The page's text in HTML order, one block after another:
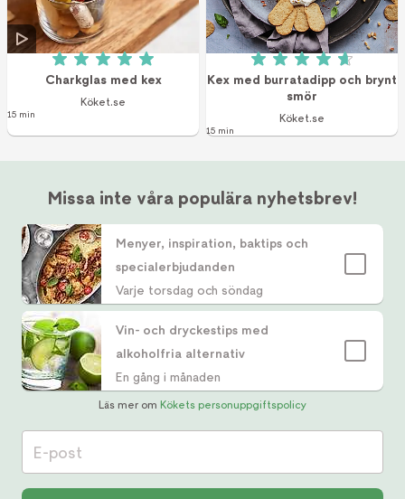
Betyg: 5 av 5 (3 röster)
Charkglas med kex
Köket.se
15 min
Betyg: 4.7 av 5
Kex med burratadipp och brynt
smör
Köket.se
15 min
Missa inte våra populära nyhetsbrev!
Menyer, inspiration, baktips och
specialerbjudanden
Varje torsdag och söndag
Vin- och dryckestips med
alkoholfria alternativ
En gång i månaden
Läs mer om Kökets personuppgiftspolicy
E-post